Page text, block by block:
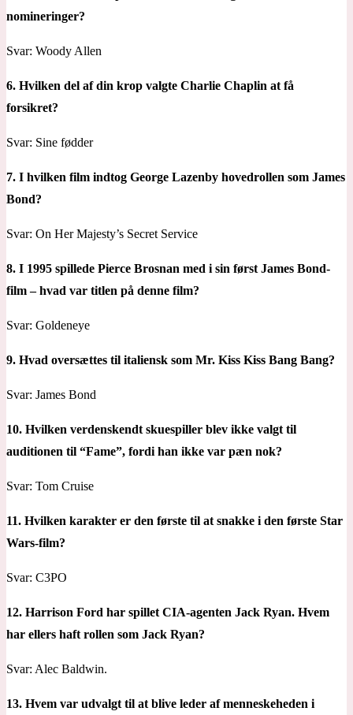
nomineringer?
Svar: Woody Allen
6. Hvilken del af din krop valgte Charlie Chaplin at få
forsikret?
Svar: Sine fødder
7. I hvilken film indtog George Lazenby hovedrollen som James
Bond?
Svar: On Her Majesty’s Secret Service
8. I 1995 spillede Pierce Brosnan med i sin først James Bond-
film – hvad var titlen på denne film?
Svar: Goldeneye
9. Hvad oversættes til italiensk som Mr. Kiss Kiss Bang Bang?
Svar: James Bond
10. Hvilken verdenskendt skuespiller blev ikke valgt til
auditionen til “Fame”, fordi han ikke var pæn nok?
Svar: Tom Cruise
11. Hvilken karakter er den første til at snakke i den første Star
Wars-film?
Svar: C3PO
12. Harrison Ford har spillet CIA-agenten Jack Ryan. Hvem
har ellers haft rollen som Jack Ryan?
Svar: Alec Baldwin.
13. Hvem var udvalgt til at blive leder af menneskeheden i